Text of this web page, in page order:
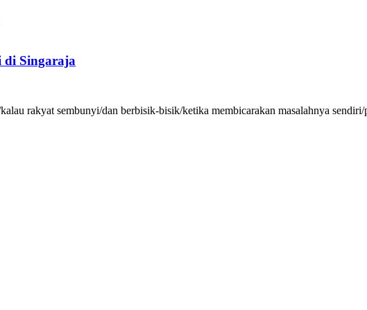
di Singaraja
rakyat sembunyi/dan berbisik-bisik/ketika membicarakan masalahnya sendiri/